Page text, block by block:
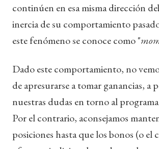
continúen en esa misma dirección
inercia de su comportamiento
este fenómeno se conoce como "
Dado este comportamiento, no
de apresurarse a tomar ganancias, a
nuestras dudas en torno al
Por el contrario, aconsejamos
posiciones hasta que los bonos (o el